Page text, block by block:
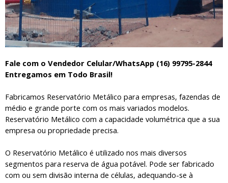
Fale com o Vendedor Celular/WhatsApp (16) 99795-2844
Entregamos em Todo Brasil!
Fabricamos Reservatório Metálico para empresas, fazendas de
médio e grande porte com os mais variados modelos.
Reservatório Metálico com a capacidade volumétrica que a sua
empresa ou propriedade precisa.
O Reservatório Metálico é utilizado nos mais diversos
segmentos para reserva de água potável. Pode ser fabricado
com ou sem divisão interna de células, adequando-se à